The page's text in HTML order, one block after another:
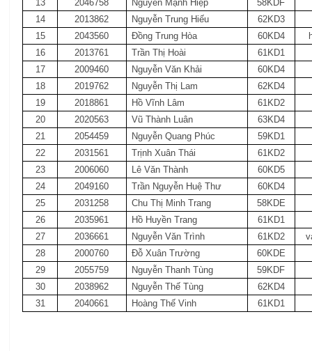
13 2046758 Nguyễn Mạnh Hiệp
58KDF
14
2013862 Nguyễn Trung Hiếu
62KD3
15
2043560 Đồng Trung Hòa 60KD4
16
2013761 Trần Thị Hoài
61KD1
17
2009460 Nguyễn Văn Khải
60KD4
18
2019762 Nguyễn Thị Lam
62KD4
19
2018861 Hồ Vĩnh Lâm
61KD2
20
2020563 Vũ Thành Luân
63KD4
21
2054459 Nguyễn Quang Phúc
59KD1
22
2031561 Trịnh Xuân Thái
61KD2
23
2006060 Lê Văn Thành
60KD5
24
2049160 Trần Nguyễn Huệ Thư
60KD4
25
2031258 Chu Thị Minh Trang
58KDE
26
2035961 Hồ Huyền Trang
61KD1
27
2036661 Nguyễn Văn Trình 61KD2
28
2000760 Đỗ Xuân Trường
60KDE
29
2055759 Nguyễn Thanh Tùng
59KDF
30
2038962 Nguyễn Thế Tùng
62KD4
31
2040661 Hoàng Thế Vinh 61KD1